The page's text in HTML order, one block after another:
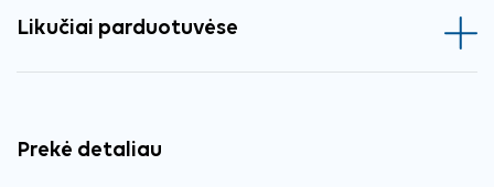
Likučiai parduotuvėse
Prekė detaliau